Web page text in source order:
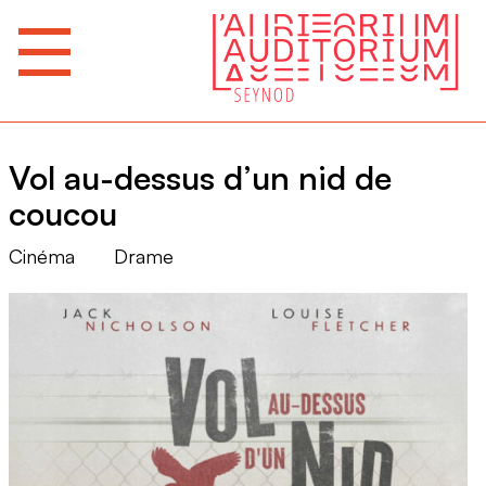
Vol au-dessus d’un nid de
coucou
Cinéma Drame